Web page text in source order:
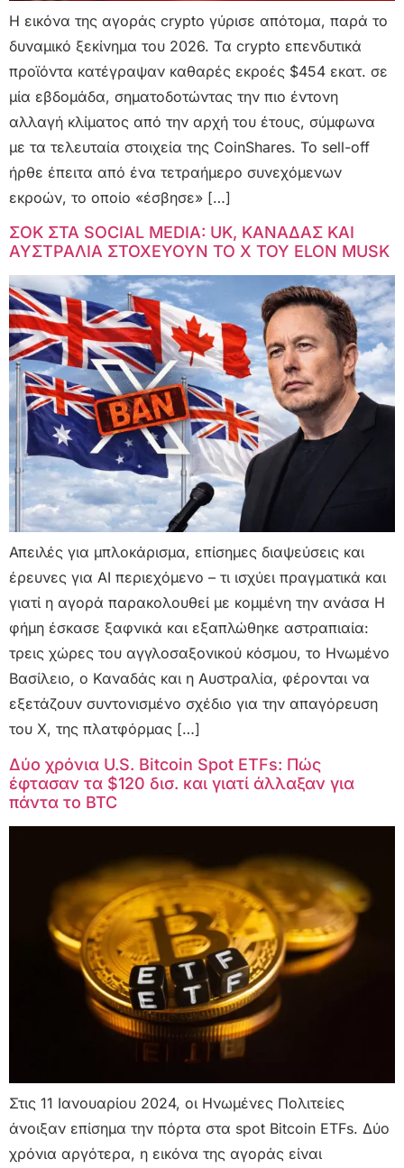
Η εικόνα της αγοράς crypto γύρισε απότομα, παρά το
δυναμικό ξεκίνημα του 2026. Τα crypto επενδυτικά
προϊόντα κατέγραψαν καθαρές εκροές $454 εκατ. σε
μία εβδομάδα, σηματοδοτώντας την πιο έντονη
αλλαγή κλίματος από την αρχή του έτους, σύμφωνα
με τα τελευταία στοιχεία της CoinShares. Το sell-off
ήρθε έπειτα από ένα τετραήμερο συνεχόμενων
εκροών, το οποίο «έσβησε» […]
ΣΟΚ ΣΤΑ SOCIAL MEDIA: UK, ΚΑΝΑΔΑΣ ΚΑΙ
ΑΥΣΤΡΑΛΙΑ ΣΤΟΧΕΥΟΥΝ ΤΟ X ΤΟΥ ELON MUSK
Απειλές για μπλοκάρισμα, επίσημες διαψεύσεις και
έρευνες για AI περιεχόμενο – τι ισχύει πραγματικά και
γιατί η αγορά παρακολουθεί με κομμένη την ανάσα Η
φήμη έσκασε ξαφνικά και εξαπλώθηκε αστραπιαία:
τρεις χώρες του αγγλοσαξονικού κόσμου, το Ηνωμένο
Βασίλειο, ο Καναδάς και η Αυστραλία, φέρονται να
εξετάζουν συντονισμένο σχέδιο για την απαγόρευση
του X, της πλατφόρμας […]
Δύο χρόνια U.S. Bitcoin Spot ETFs: Πώς
έφτασαν τα $120 δισ. και γιατί άλλαξαν για
πάντα το BTC
Στις 11 Ιανουαρίου 2024, οι Ηνωμένες Πολιτείες
άνοιξαν επίσημα την πόρτα στα spot Bitcoin ETFs. Δύο
χρόνια αργότερα, η εικόνα της αγοράς είναι